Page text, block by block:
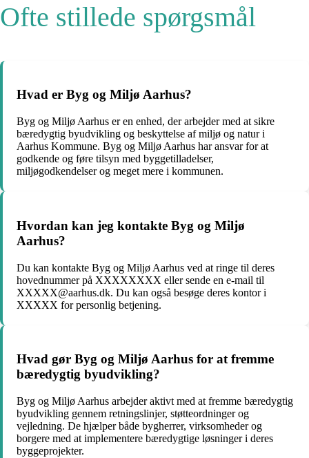
Ofte stillede spørgsmål
Hvad er Byg og Miljø Aarhus?
Byg og Miljø Aarhus er en enhed, der arbejder med at sikre
bæredygtig byudvikling og beskyttelse af miljø og natur i
Aarhus Kommune. Byg og Miljø Aarhus har ansvar for at
godkende og føre tilsyn med byggetilladelser,
miljøgodkendelser og meget mere i kommunen.
Hvordan kan jeg kontakte Byg og Miljø
Aarhus?
Du kan kontakte Byg og Miljø Aarhus ved at ringe til deres
hovednummer på XXXXXXXX eller sende en e-mail til
XXXXX@aarhus.dk. Du kan også besøge deres kontor i
XXXXX for personlig betjening.
Hvad gør Byg og Miljø Aarhus for at fremme
bæredygtig byudvikling?
Byg og Miljø Aarhus arbejder aktivt med at fremme bæredygtig
byudvikling gennem retningslinjer, støtteordninger og
vejledning. De hjælper både bygherrer, virksomheder og
borgere med at implementere bæredygtige løsninger i deres
byggeprojekter.